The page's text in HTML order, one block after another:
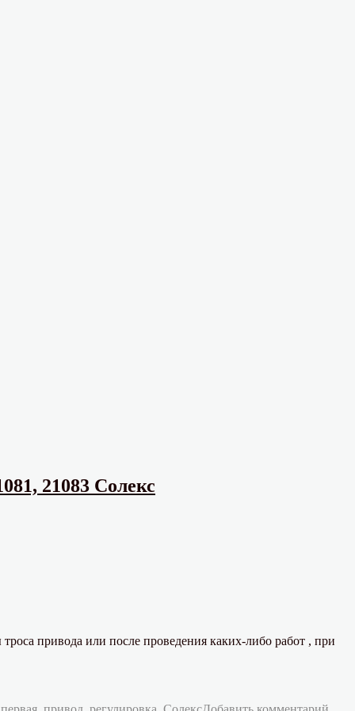
21083 Солекс
привода или после проведения каких-либо работ , при